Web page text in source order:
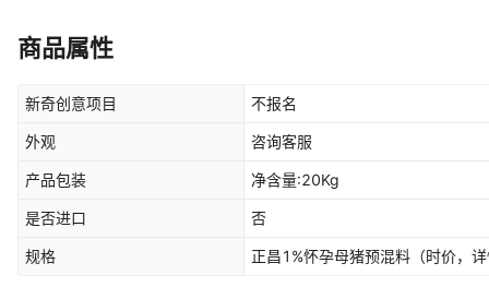
商品属性
新奇创意项目 不报名
外观 咨询客服
产品包装 净含量:20Kg
是否进口 否
规格 正昌1%怀孕母猪预混料（时价，